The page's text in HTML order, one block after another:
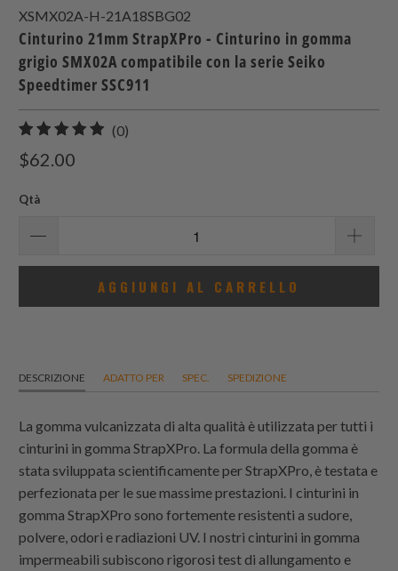
XSMX02A-H-21A18SBG02
Cinturino 21mm StrapXPro - Cinturino in gomma
grigio SMX02A compatibile con la serie Seiko
Speedtimer SSC911
(0)
$62.00
Qtà
AGGIUNGI AL CARRELLO
DESCRIZIONE ADATTO PER SPEC. SPEDIZIONE
La gomma vulcanizzata di alta qualità è utilizzata per tutti i
cinturini in gomma StrapXPro. La formula della gomma è
stata sviluppata scientificamente per StrapXPro, è testata e
perfezionata per le sue massime prestazioni. I cinturini in
gomma StrapXPro sono fortemente resistenti a sudore,
polvere, odori e radiazioni UV. I nostri cinturini in gomma
impermeabili subiscono rigorosi test di allungamento e